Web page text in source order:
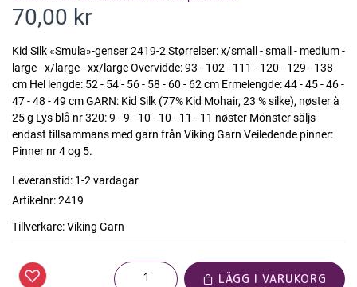
70,00 kr
Kid Silk «Smula»-genser 2419-2 Størrelser: x/small - small - medium -
large - x/large - xx/large Overvidde: 93 - 102 - 111 - 120 - 129 - 138
cm Hel lengde: 52 - 54 - 56 - 58 - 60 - 62 cm Ermelengde: 44 - 45 - 46 -
47 - 48 - 49 cm GARN: Kid Silk (77% Kid Mohair, 23 % silke), nøster à
25 g Lys blå nr 320: 9 - 9 - 10 - 10 - 11 - 11 nøster Mönster säljs
endast tillsammans med garn från Viking Garn Veiledende pinner:
Pinner nr 4 og 5.
Leveranstid: 1-2 vardagar
Artikelnr:2419
Tillverkare:Viking Garn
LÄGG I VARUKORG